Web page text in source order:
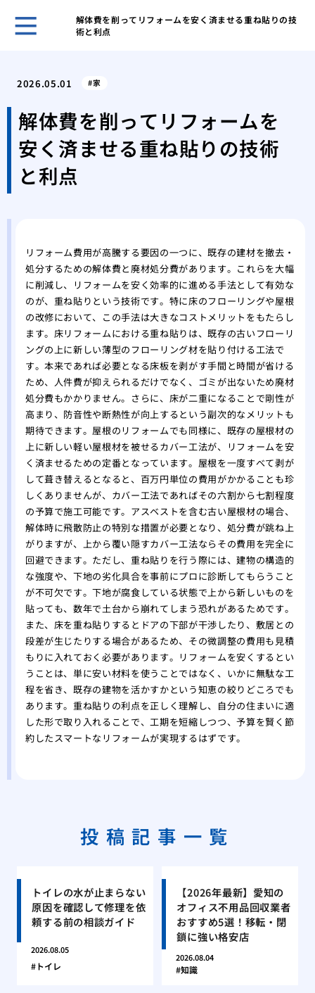
解体費を削ってリフォームを安く済ませる重ね貼りの技
術と利点
フ
マ
く
2026.05.01 家
解体費を削ってリフォームを
安く済ませる重ね貼りの技術
と利点
リフォーム費用が高騰する要因の一つに、既存の建材を撤去・
処分するための解体費と廃材処分費があります。これらを大幅
に削減し、リフォームを安く効率的に進める手法として有効な
のが、重ね貼りという技術です。特に床のフローリングや屋根
の改修において、この手法は大きなコストメリットをもたらし
ます。床リフォームにおける重ね貼りは、既存の古いフローリ
ングの上に新しい薄型のフローリング材を貼り付ける工法で
す。本来であれば必要となる床板を剥がす手間と時間が省ける
ため、人件費が抑えられるだけでなく、ゴミが出ないため廃材
処分費もかかりません。さらに、床が二重になることで剛性が
高まり、防音性や断熱性が向上するという副次的なメリットも
期待できます。屋根のリフォームでも同様に、既存の屋根材の
上に新しい軽い屋根材を被せるカバー工法が、リフォームを安
く済ませるための定番となっています。屋根を一度すべて剥が
して葺き替えるとなると、百万円単位の費用がかかることも珍
しくありませんが、カバー工法であればその六割から七割程度
の予算で施工可能です。アスベストを含む古い屋根材の場合、
解体時に飛散防止の特別な措置が必要となり、処分費が跳ね上
がりますが、上から覆い隠すカバー工法ならその費用を完全に
回避できます。ただし、重ね貼りを行う際には、建物の構造的
な強度や、下地の劣化具合を事前にプロに診断してもらうこと
が不可欠です。下地が腐食している状態で上から新しいものを
貼っても、数年で土台から崩れてしまう恐れがあるためです。
また、床を重ね貼りするとドアの下部が干渉したり、敷居との
段差が生じたりする場合があるため、その微調整の費用も見積
もりに入れておく必要があります。リフォームを安くするとい
うことは、単に安い材料を使うことではなく、いかに無駄な工
程を省き、既存の建物を活かすかという知恵の絞りどころでも
あります。重ね貼りの利点を正しく理解し、自分の住まいに適
した形で取り入れることで、工期を短縮しつつ、予算を賢く節
約したスマートなリフォームが実現するはずです。
投稿記事一覧
トイレの水が止まらない
原因を確認して修理を依
頼する前の相談ガイド
2026.08.05
トイレ
【2026年最新】愛知の
オフィス不用品回収業者
おすすめ5選！移転・閉
鎖に強い格安店
2026.08.04
知識